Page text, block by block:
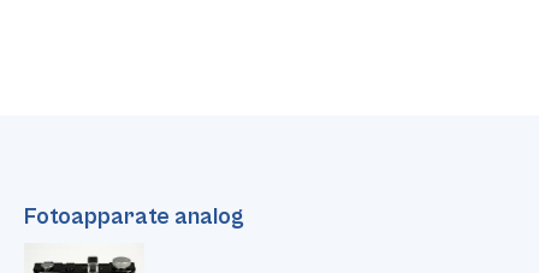
Fotoapparate analog